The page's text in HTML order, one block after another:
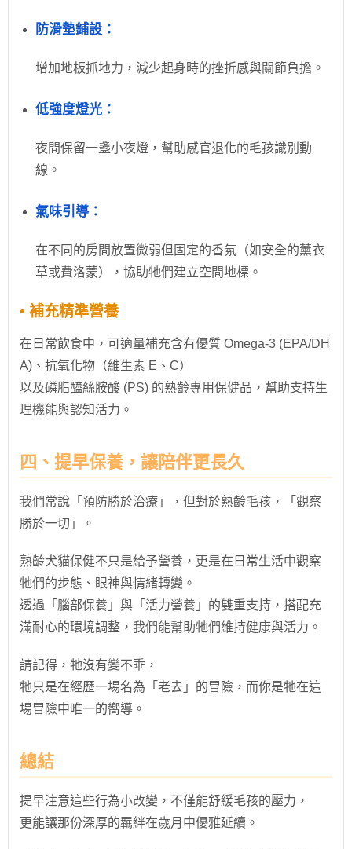
防滑墊鋪設：
增加地板抓地力，減少起身時的挫折感與關節負擔。
低強度燈光：
夜間保留一盞小夜燈，幫助感官退化的毛孩識別動
線。
氣味引導：
在不同的房間放置微弱但固定的香氛（如安全的薰衣
草或費洛蒙），協助牠們建立空間地標。
• 補充精準營養
在日常飲食中，可適量補充含有優質 Omega-3 (EPA/DH
A)、抗氧化物（維生素 E、C）
以及磷脂醯絲胺酸 (PS) 的熟齡專用保健品，幫助支持生
理機能與認知活力。
四、提早保養，讓陪伴更長久
我們常說「預防勝於治療」，但對於熟齡毛孩，「觀察
勝於一切」。
熟齡犬貓保健不只是給予營養，更是在日常生活中觀察
牠們的步態、眼神與情緒轉變。
透過「腦部保養」與「活力營養」的雙重支持，搭配充
滿耐心的環境調整，我們能幫助牠們維持健康與活力。
請記得，牠沒有變不乖，
牠只是在經歷一場名為「老去」的冒險，而你是牠在這
場冒險中唯一的嚮導。
總結
提早注意這些行為小改變，不僅能舒緩毛孩的壓力，
更能讓那份深厚的羈絆在歲月中優雅延續。